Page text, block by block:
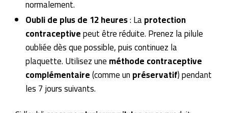
normalement.
Oubli de plus de 12 heures: Laprotection
contraceptivepeut être réduite. Prenez la pilule
oubliée dès que possible, puis continuez la
plaquette. Utilisez uneméthode contraceptive
complémentaire(comme unpréservatif) pendant
les 7 jours suivants.